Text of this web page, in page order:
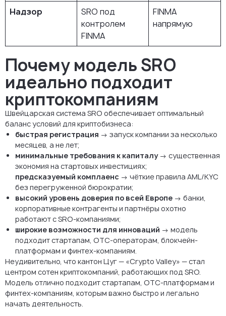
Надзор
SRO под
контролем
FINMA
FINMA
напрямую
Почему модель SRO
идеально подходит
криптокомпаниям
Швейцарская система SRO обеспечивает оптимальный
баланс условий для криптобизнеса:
быстрая регистрация → запуск компании за несколько
месяцев, а не лет;
минимальные требования к капиталу→ существенная
экономия на стартовых инвестициях;
предсказуемый комплаенс → чёткие правила AML/KYC
без перегруженной бюрократии;
высокий уровень доверия по всей Европе → банки,
корпоративные контрагенты и партнёры охотно
работают с SRO-компаниями;
широкие возможности для инноваций → модель
подходит стартапам, OTC-операторам, блокчейн-
платформам и финтех-компаниям.
Неудивительно, что кантон Цуг — «Crypto Valley» — стал
центром сотен криптокомпаний, работающих под SRO.
Модель отлично подходит стартапам, OTC-платформам и
финтех-компаниям, которым важно быстро и легально
начать деятельность.